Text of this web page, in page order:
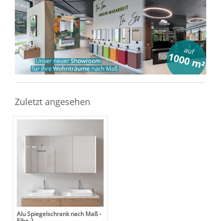
Zuletzt angesehen
Alu Spiegelschrank nach Maß -